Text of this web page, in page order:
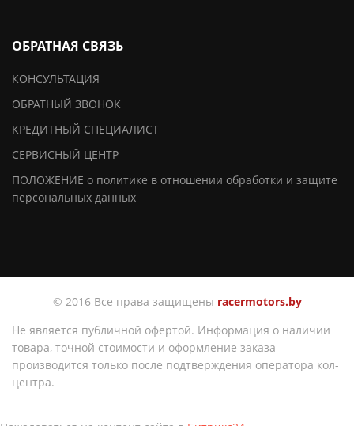
ОБРАТНАЯ СВЯЗЬ
КОНСУЛЬТАЦИЯ
ОБРАТНЫЙ ЗВОНОК
КРЕДИТНЫЙ СПЕЦИАЛИСТ
СЕРВИСНЫЙ ЦЕНТР
ПОЛОЖЕНИЕ о политике в отношении обработки и защите
персональных данных
© 2016 Все права защищены racermotors.by
Не является публичной офертой. Информация о наличии
товара, точной стоимости и оформление заказа
производится только после подтверждения оператора кол-
центра.